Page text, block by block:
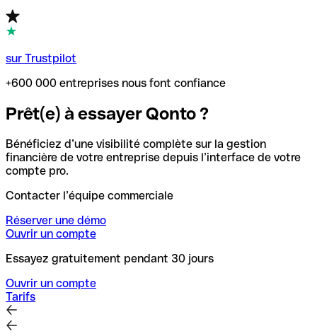
sur Trustpilot
+600 000 entreprises nous font confiance
Prêt(e) à essayer Qonto ?
Bénéficiez d’une visibilité complète sur la gestion
financière de votre entreprise depuis l’interface de votre
compte pro.
Contacter l’équipe commerciale
Réserver une démo
Ouvrir un compte
Essayez gratuitement pendant 30 jours
Ouvrir un compte
Tarifs